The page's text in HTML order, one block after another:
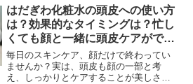
します。
はだぎわ化粧水の頭皮への使い方
は？効果的なタイミングは？忙し
くても顔と一緒に頭皮ケアができ
ます！
毎日のスキンケア、顔だけで終わってい
ませんか？実は、頭皮も顔の一部と考
え、しっかりとケアすることが美しさを